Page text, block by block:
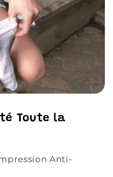
Toute la
Anti-